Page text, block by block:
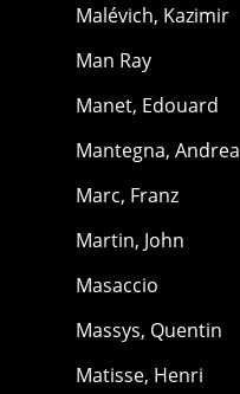
Malévich, Kazimir
Man Ray
Manet, Edouard
Mantegna, Andrea
Marc, Franz
Martin, John
Masaccio
Massys, Quentin
Matisse, Henri